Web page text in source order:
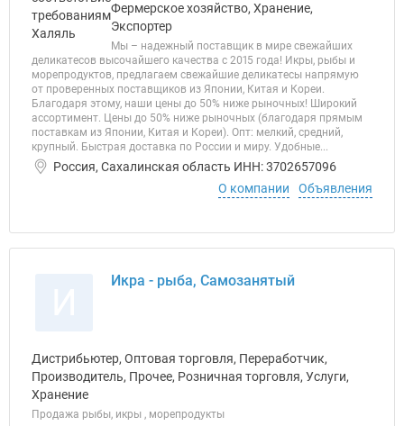
Фермерское хозяйство, Хранение,
Экспортер
Мы – надежный поставщик в мире свежайших
деликатесов высочайшего качества с 2015 года! Икры, рыбы и
морепродуктов, предлагаем свежайшие деликатесы напрямую
от проверенных поставщиков из Японии, Китая и Кореи.
Благодаря этому, наши цены до 50% ниже рыночных! Широкий
ассортимент. Цены до 50% ниже рыночных (благодаря прямым
поставкам из Японии, Китая и Кореи). Опт: мелкий, средний,
крупный. Быстрая доставка по России и миру. Удобные...
Россия, Сахалинская область ИНН: 3702657096
О компании
Объявления
Икра - рыба, Самозанятый
Дистрибьютер, Оптовая торговля, Переработчик,
Производитель, Прочее, Розничная торговля, Услуги,
Хранение
Продажа рыбы, икры , морепродукты